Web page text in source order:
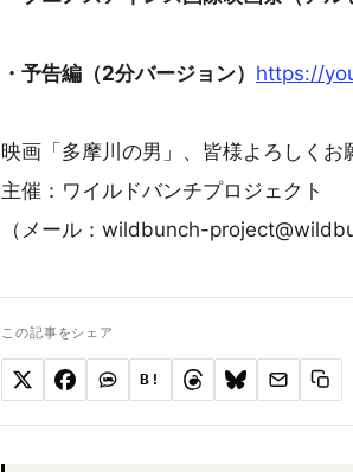
・予告編（2分バージョン） https://
映画「多摩川の男」、皆様よろしくお
主催：ワイルドバンチプロジェクト
（メール：wildbunch-
この記事をシェア
B!